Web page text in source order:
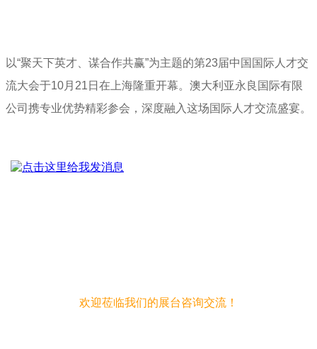
以“聚天下英才、谋合作共赢”为主题的第23届中国国际人才交
流大会于10月21日在上海隆重开幕。澳大利亚永良国际有限
公司携专业优势精彩参会，深度融入这场国际人才交流盛宴。
欢迎莅临我们的展台咨询交流！